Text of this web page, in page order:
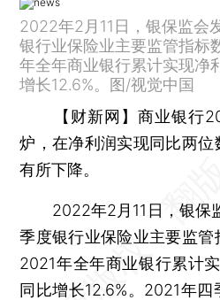
2022年2月11日，银保监会
银行业保险业主要监管指标
年全年商业银行累计实现净
增长12.6%。图/视觉中国
【财新网】 商业银行
炉，在净利润实现同比两
有所下降。
2022年2月11日，银保
季度银行业保险业主要监管
2021年全年商业银行累计
同比增长12.6%。2021年